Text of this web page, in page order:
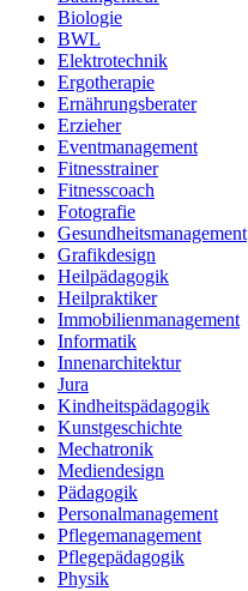
Biologie
BWL
Elektrotechnik
Ergotherapie
Ernährungsberater
Erzieher
Eventmanagement
Fitnesstrainer
Fitnesscoach
Fotografie
Gesundheitsmanagement
Grafikdesign
Heilpädagogik
Heilpraktiker
Immobilienmanagement
Informatik
Innenarchitektur
Jura
Kindheitspädagogik
Kunstgeschichte
Mechatronik
Mediendesign
Pädagogik
Personalmanagement
Pflegemanagement
Pflegepädagogik
Physik